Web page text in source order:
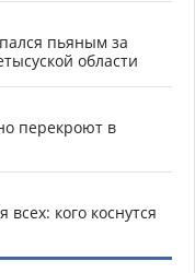
пьяным за
области
перекроют в
кого коснутся